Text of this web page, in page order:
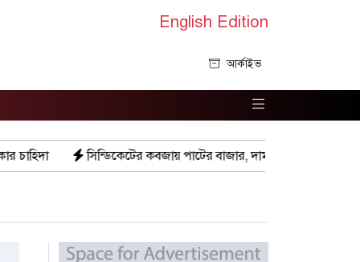
English Edition
আর্কাইভ
সিন্ডিকেটের কবজায় পাটের বাজার, দাম বিপর্যয়ে চাষীদের ক্ষোভ